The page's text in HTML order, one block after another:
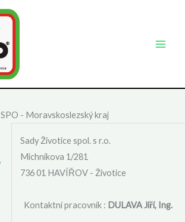
- Moravskoslezský kraj
Sady Životice spol. s r.o.
Michníkova 1/281
736 01 HAVÍŘOV - Životice
Kontaktní pracovník : DULAVA Jiří, Ing.